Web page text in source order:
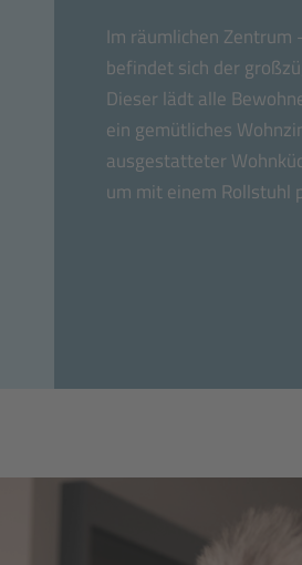
Im räumlichen Zentrum
befindet sich der
Dieser lädt alle
ein gemütliches
ausgestatteter
um mit einem Rollstuhl